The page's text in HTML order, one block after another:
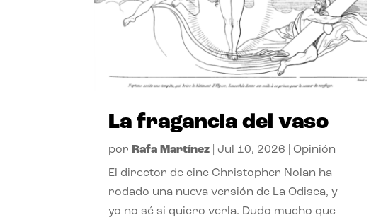
La fragancia del vaso
por Rafa Martínez Jul 10, 2026 |Opinión
El director de cine Christopher Nolan ha
rodado una nueva versión de La Odisea, y
yo no sé si quiero verla. Dudo mucho que